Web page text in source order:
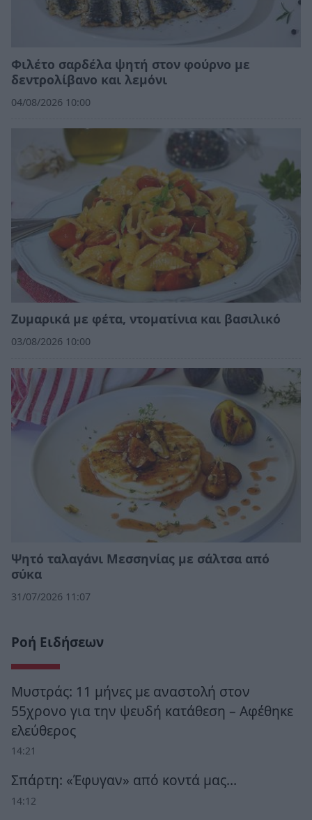
Φιλέτο σαρδέλα ψητή στον φούρνο με
δεντρολίβανο και λεμόνι
04/08/2026 10:00
Ζυμαρικά με φέτα, ντοματίνια και βασιλικό
03/08/2026 10:00
Ψητό ταλαγάνι Μεσσηνίας με σάλτσα από
σύκα
31/07/2026 11:07
Ροή Ειδήσεων
Μυστράς: 11 μήνες με αναστολή στον
55χρονο για την ψευδή κατάθεση – Αφέθηκε
ελεύθερος
14:21
Σπάρτη: «Έφυγαν» από κοντά μας…
14:12